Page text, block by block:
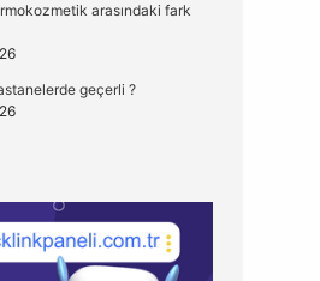
arasındaki fark
geçerli ?